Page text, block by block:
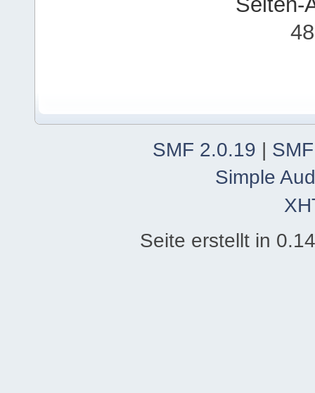
SMF 2.0.19 |
Simple
Seite erstellt in